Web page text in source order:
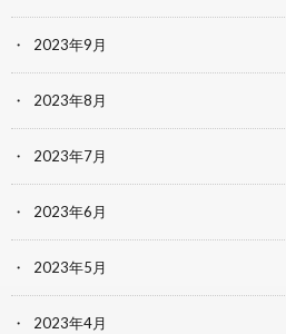
2023年9月
2023年8月
2023年7月
2023年6月
2023年5月
2023年4月